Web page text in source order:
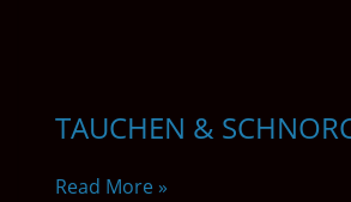
TAUCHEN &
Read More »